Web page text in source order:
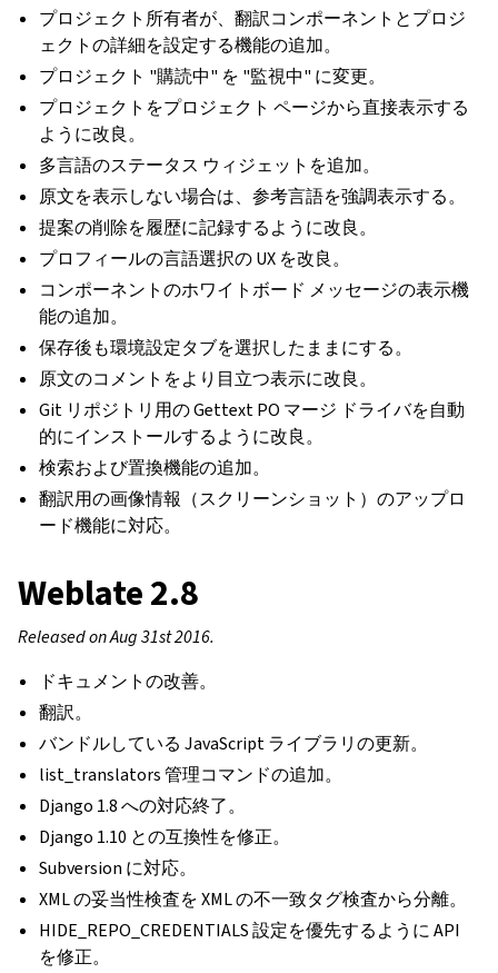
プロジェクト所有者が、翻訳コンポーネントとプロジ
ェクトの詳細を設定する機能の追加。
プロジェクト "購読中" を "監視中" に変更。
プロジェクトをプロジェクト ページから直接表示する
ように改良。
多言語のステータス ウィジェットを追加。
原文を表示しない場合は、参考言語を強調表示する。
提案の削除を履歴に記録するように改良。
プロフィールの言語選択の UX を改良。
コンポーネントのホワイトボード メッセージの表示機
能の追加。
保存後も環境設定タブを選択したままにする。
原文のコメントをより目立つ表示に改良。
Git リポジトリ用の Gettext PO マージ ドライバを自動
的にインストールするように改良。
検索および置換機能の追加。
翻訳用の画像情報（スクリーンショット）のアップロ
ード機能に対応。
Weblate 2.8
Released on Aug 31st 2016.
ドキュメントの改善。
翻訳。
バンドルしている JavaScript ライブラリの更新。
list_translators 管理コマンドの追加。
Django 1.8 への対応終了。
Django 1.10 との互換性を修正。
Subversion に対応。
XML の妥当性検査を XML の不一致タグ検査から分離。
HIDE_REPO_CREDENTIALS 設定を優先するように API
を修正。